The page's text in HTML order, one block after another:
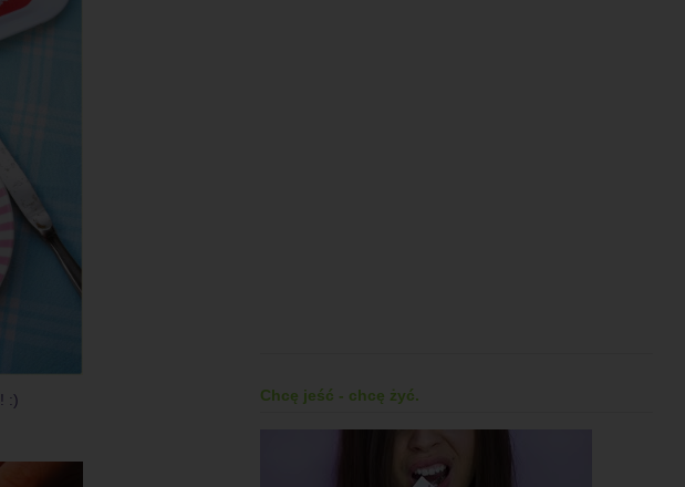
! :)
Chcę jeść - chcę żyć.